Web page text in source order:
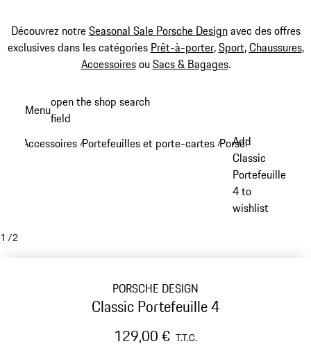
Découvrez notreSeasonal Sale Porsche Designavec des offres
exclusives dans les catégories Prêt-à-porter,Sport,Chaussures,
AccessoiresouSacs & Bagages.
principal
Menuopen the shop search
field
Accessoires /Portefeuilles et porte-cartes /Porsche Design
Add
Classic
Portefeuille
4 to
wishlist
1 /2
PORSCHE DESIGN
Classic Portefeuille 4
129,00 € T.T.C.